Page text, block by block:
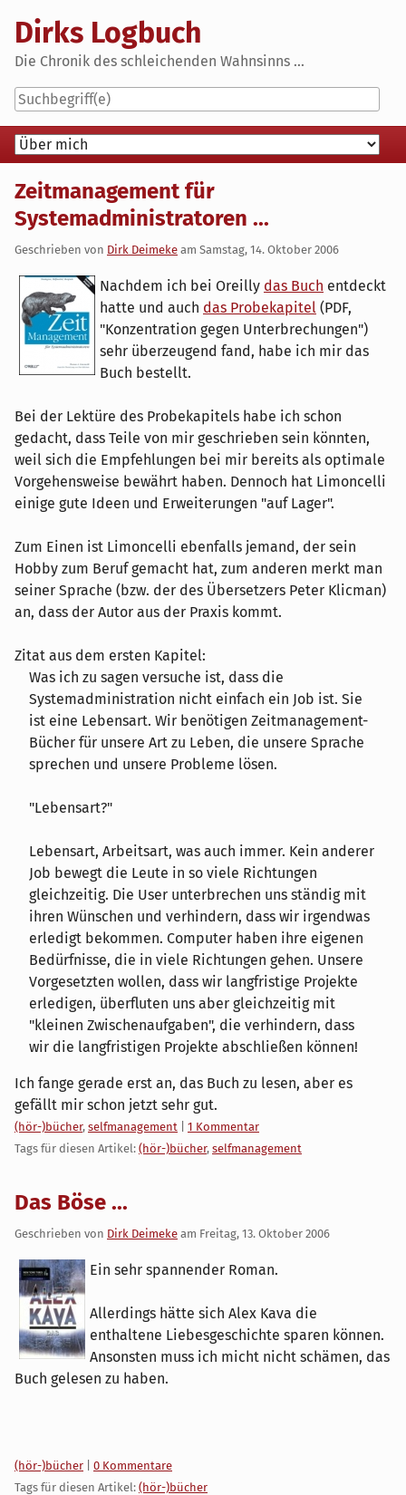
content
Dirks Logbuch
Die Chronik des schleichenden Wahnsinns ...
Navigation
Zeitmanagement für
Systemadministratoren ...
Geschrieben von Dirk Deimeke am Samstag, 14. Oktober 2006
Nachdem ich bei Oreilly das Buch entdeckt
hatte und auch das Probekapitel (PDF,
"Konzentration gegen Unterbrechungen")
sehr überzeugend fand, habe ich mir das
Buch bestellt.
Bei der Lektüre des Probekapitels habe ich schon
gedacht, dass Teile von mir geschrieben sein könnten,
weil sich die Empfehlungen bei mir bereits als optimale
Vorgehensweise bewährt haben. Dennoch hat Limoncelli
einige gute Ideen und Erweiterungen "auf Lager".
Zum Einen ist Limoncelli ebenfalls jemand, der sein
Hobby zum Beruf gemacht hat, zum anderen merkt man
seiner Sprache (bzw. der des Übersetzers Peter Klicman)
an, dass der Autor aus der Praxis kommt.
Zitat aus dem ersten Kapitel:
Was ich zu sagen versuche ist, dass die
Systemadministration nicht einfach ein Job ist. Sie
ist eine Lebensart. Wir benötigen Zeitmanagement-
Bücher für unsere Art zu Leben, die unsere Sprache
sprechen und unsere Probleme lösen.
"Lebensart?"
Lebensart, Arbeitsart, was auch immer. Kein anderer
Job bewegt die Leute in so viele Richtungen
gleichzeitig. Die User unterbrechen uns ständig mit
ihren Wünschen und verhindern, dass wir irgendwas
erledigt bekommen. Computer haben ihre eigenen
Bedürfnisse, die in viele Richtungen gehen. Unsere
Vorgesetzten wollen, dass wir langfristige Projekte
erledigen, überfluten uns aber gleichzeitig mit
"kleinen Zwischenaufgaben", die verhindern, dass
wir die langfristigen Projekte abschließen können!
Ich fange gerade erst an, das Buch zu lesen, aber es
gefällt mir schon jetzt sehr gut.
Kategorien:
(hör-)bücher, selfmanagement
1 Kommentar
Tags für diesen Artikel: (hör-)bücher, selfmanagement
Das Böse ...
Geschrieben von Dirk Deimeke am Freitag, 13. Oktober 2006
Ein sehr spannender Roman.
Allerdings hätte sich Alex Kava die
enthaltene Liebesgeschichte sparen können.
Ansonsten muss ich micht nicht schämen, das
Buch gelesen zu haben.
Kategorien:
(hör-)bücher
0 Kommentare
Tags für diesen Artikel: (hör-)bücher